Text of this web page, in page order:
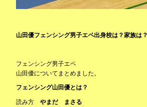
山田優フェンシング男子エペ出身校は？家族は？
フェンシング男子エペ
山田優についてまとめました。
フェンシング山田優とは？
読み方 やまだ まさる